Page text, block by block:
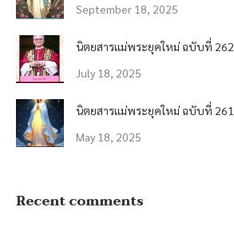
September 18, 2025
นิตยสารแม่พระยุคใหม่ ฉบับที่ 262
July 18, 2025
นิตยสารแม่พระยุคใหม่ ฉบับที่ 261
May 18, 2025
Recent comments